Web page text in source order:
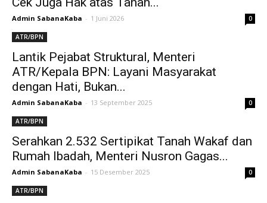
Admin SabanaKaba - 1 Juni 2026 0
ATR/BPN
Lantik Pejabat Struktural, Menteri
ATR/Kepala BPN: Layani Masyarakat
dengan Hati, Bukan...
Admin SabanaKaba - 13 September 2025 0
ATR/BPN
Serahkan 2.532 Sertipikat Tanah Wakaf dan
Rumah Ibadah, Menteri Nusron Gagas...
Admin SabanaKaba - 15 Desember 2025 0
ATR/BPN